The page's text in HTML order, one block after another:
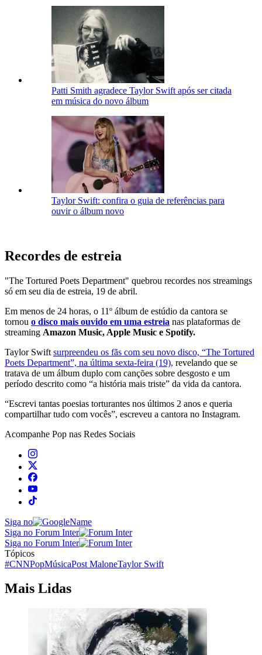
Patti Smith agradece Taylor Swift após ser citada
em música do novo álbum
Taylor Swift: confira o guia de referências para
ouvir o álbum novo
Recordes de estreia
"The Tortured Poets Department" quebrou recordes nos streamings
só em seu dia de estreia, 19 de abril.
Em menos de 24 horas, o 11º álbum de estúdio da cantora se
tornou o disco mais ouvido em uma estreia nas plataformas de
streaming Amazon Music, Apple Music e Spotify.
Taylor Swift surpreendeu os fãs com seu novo disco, “The Tortured
Poets Department”, na última sexta-feira (19), revelando que se
tratava de um álbum duplo com canções sobre desgosto e um
período descrito como “a história mais triste” da vida da cantora.
“Escrevi tantas poesias torturantes nos últimos 2 anos e queria
compartilhar tudo com vocês”, escreveu a cantora no Instagram.
Acompanhe Pop nas Redes Sociais
Siga no
Siga no Forum Inter
Siga no Forum Inter
Tópicos
#CNNPopMúsicaPost MaloneTaylor Swift
Mais Lidas